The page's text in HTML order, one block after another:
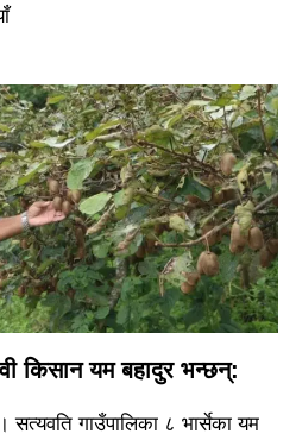
किसान यम बहादुर भन्छन्:
सत्यवति गाउँपालिका ८ भार्सेका यम